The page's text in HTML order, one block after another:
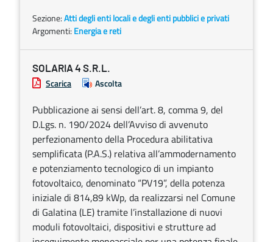
Sezione:Atti degli enti locali e degli enti pubblici e privati
Argomenti: Energia e reti
SOLARIA 4 S.R.L.
Scarica Ascolta
Pubblicazione ai sensi dell’art. 8, comma 9, del
D.Lgs. n. 190/2024 dell’Avviso di avvenuto
perfezionamento della Procedura abilitativa
semplificata (P.A.S.) relativa all’ammodernamento
e potenziamento tecnologico di un impianto
fotovoltaico, denominato “PV19”, della potenza
iniziale di 814,89 kWp, da realizzarsi nel Comune
di Galatina (LE) tramite l’installazione di nuovi
moduli fotovoltaici, dispositivi e strutture ad